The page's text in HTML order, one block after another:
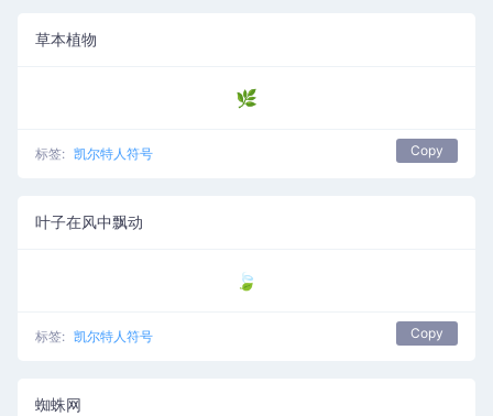
草本植物
🌿
标签: 凯尔特人符号 Copy
叶子在风中飘动
🍃
标签: 凯尔特人符号 Copy
蜘蛛网